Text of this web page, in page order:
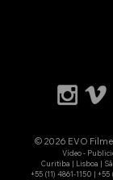
© 2026 EVO
Vídeo -
Curitiba | Lisboa |
+55 (11) 4861-1150 | +55